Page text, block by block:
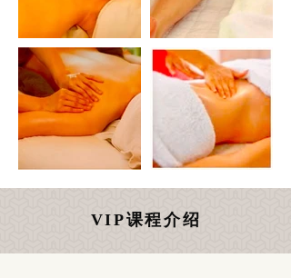
VIP课程介绍